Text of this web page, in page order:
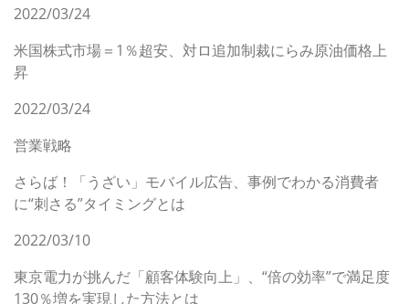
2022/03/24
米国株式市場＝1％超安、対ロ追加制裁にらみ原油価格上
昇
2022/03/24
営業戦略
さらば！「うざい」モバイル広告、事例でわかる消費者
に“刺さる”タイミングとは
2022/03/10
東京電力が挑んだ「顧客体験向上」、“倍の効率”で満足度
130％増を実現した方法とは